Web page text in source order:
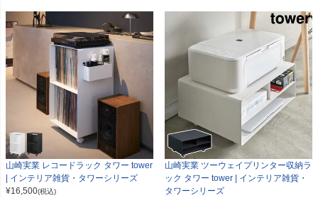
山崎実業 レコードラック タワー tower
| インテリア雑貨・タワーシリーズ
¥16,500(税込)
山崎実業 ツーウェイプリンター収納ラ
ック タワー tower | インテリア雑貨・
タワーシリーズ